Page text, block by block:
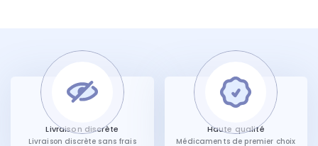
Livraison discrète
Livraison discrète sans frais
Haute qualité
Médicaments de premier choix